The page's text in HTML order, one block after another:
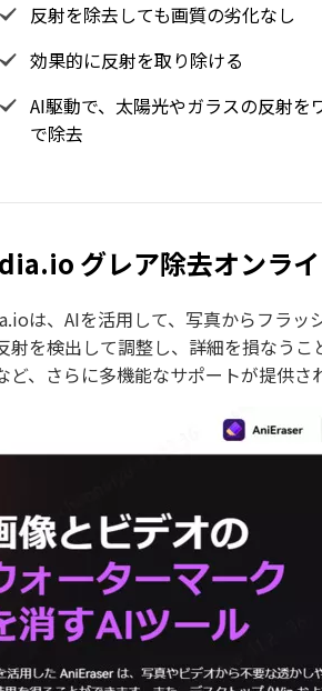
反射を除去しても画質の劣化なし
効果的に反射を取り除ける
AI駆動で、太陽光やガラスの反射を
で除去
グレア除去オンラ
は、AIを活用して、写真からフラッ
射を検出して調整し、詳細を損なう
ど、さらに多機能なサポートが提供さ